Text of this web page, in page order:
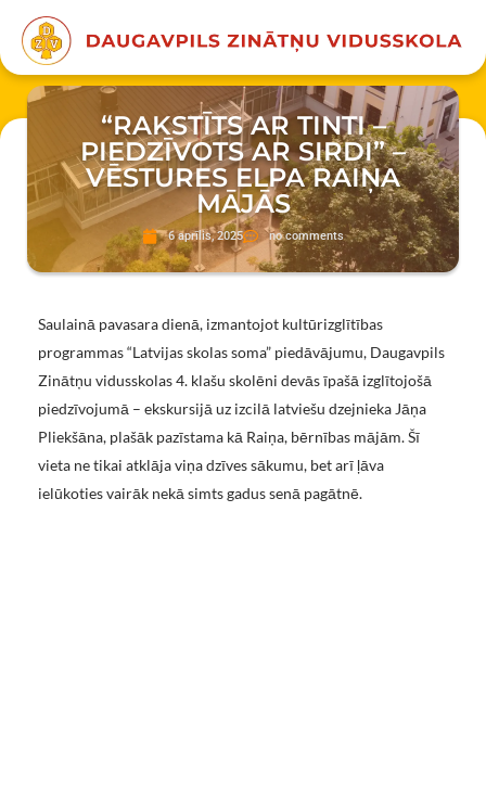
“RAKSTĪTS AR TINTI –
PIEDZĪVOTS AR SIRDI” –
VĒSTURES ELPA RAIŅA
MĀJĀS
6 aprīlis, 2025 no comments
Saulainā pavasara dienā, izmantojot kultūrizglītības
programmas “Latvijas skolas soma” piedāvājumu, Daugavpils
Zinātņu vidusskolas 4. klašu skolēni devās īpašā izglītojošā
piedzīvojumā – ekskursijā uz izcilā latviešu dzejnieka Jāņa
Pliekšāna, plašāk pazīstama kā Raiņa, bērnības mājām. Šī
vieta ne tikai atklāja viņa dzīves sākumu, bet arī ļāva
ielūkoties vairāk nekā simts gadus senā pagātnē.